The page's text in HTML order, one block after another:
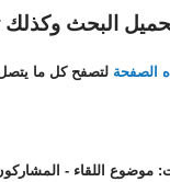
البحث وكذلك
الصفحة
اللقاء - المشاركون